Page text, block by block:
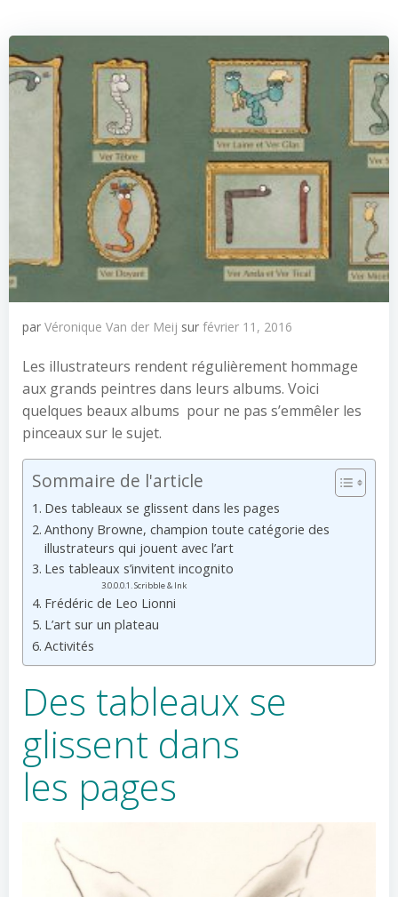
par Véronique Van der Meij sur février 11, 2016
Les illustrateurs rendent régulièrement hommage
aux grands peintres dans leurs albums. Voici
quelques beaux albums pour ne pas s’emmêler les
pinceaux sur le sujet.
Sommaire de l'article
Des tableaux se glissent dans les pages
Anthony Browne, champion toute catégorie des
illustrateurs qui jouent avec l’art
Les tableaux s’invitent incognito
Scribble & Ink
Frédéric de Leo Lionni
L’art sur un plateau
Activités
Des tableaux se
glissent dans
les pages